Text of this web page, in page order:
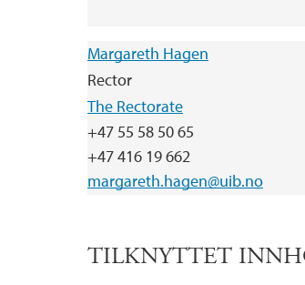
Margareth Hagen
Rector
The Rectorate
+47 55 58 50 65
+47 416 19 662
margareth.hagen@uib.no
TILKNYTTET